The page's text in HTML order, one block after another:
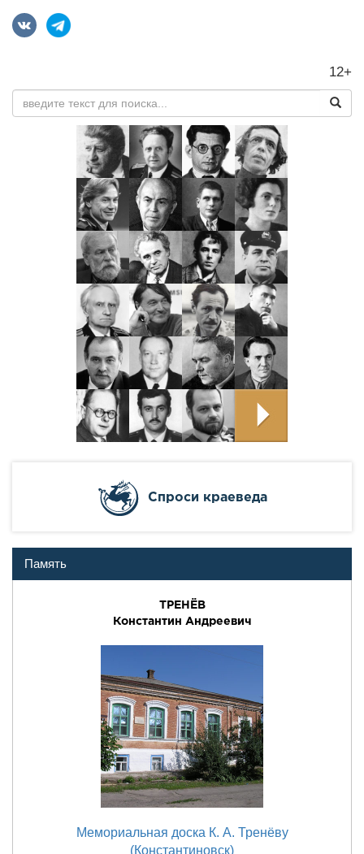
12+
Cпроси краеведа
Память
ТРЕНЁВ
Константин Андреевич
Мемориальная доска К. А. Тренёву
(Константиновск)